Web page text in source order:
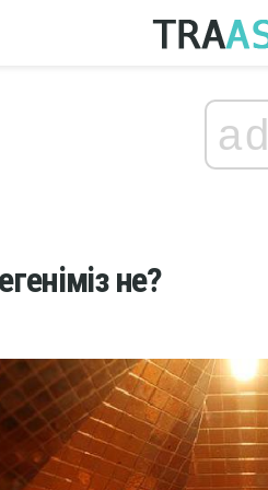
ad
не?